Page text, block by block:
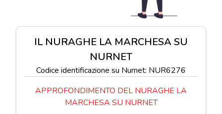
IL NURAGHE LA MARCHESA SU
NURNET
Codice identificazione su Nurnet: NUR6276
APPROFONDIMENTO DEL NURAGHE LA
MARCHESA SU NURNET